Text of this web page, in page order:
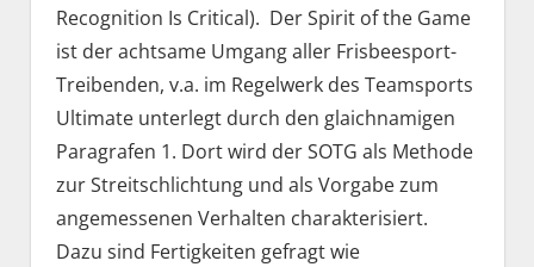
Recognition Is Critical). Der Spirit of the Game
ist der achtsame Umgang aller Frisbeesport-
Treibenden, v.a. im Regelwerk des Teamsports
Ultimate unterlegt durch den glaichnamigen
Paragrafen 1. Dort wird der SOTG als Methode
zur Streitschlichtung und als Vorgabe zum
angemessenen Verhalten charakterisiert.
Dazu sind Fertigkeiten gefragt wie